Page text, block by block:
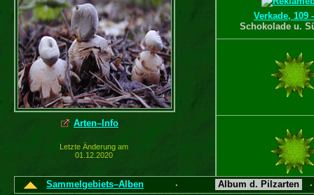
Arten–Info
Letzte Änderung am
01.12.2020
Verkade, 109
Schokolade u.
Sammelgebiets–Alben · Album d. Pilzarten